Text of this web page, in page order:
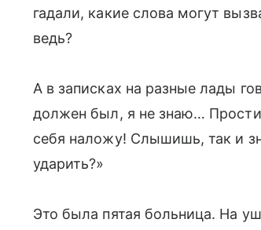
гадали, какие слова могут
ведь?
А в записках на разные лады
должен был, я не знаю…
себя наложу! Слышишь, так и
ударить?»
Это была пятая больница. На